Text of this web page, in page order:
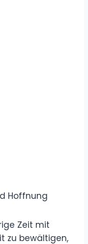
Zeit mit
zu bewältigen,